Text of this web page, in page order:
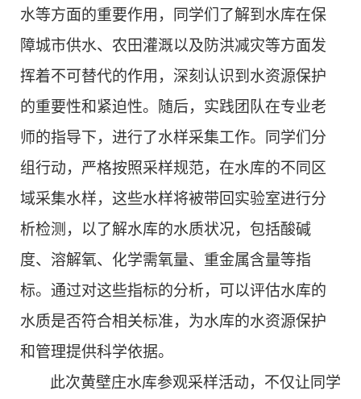
水等方面的重要作用，同学们了解到水库在保
障城市供水、农田灌溉以及防洪减灾等方面发
挥着不可替代的作用，深刻认识到水资源保护
的重要性和紧迫性。随后，实践团队在专业老
师的指导下，进行了水样采集工作。同学们分
组行动，严格按照采样规范，在水库的不同区
域采集水样，这些水样将被带回实验室进行分
析检测，以了解水库的水质状况，包括酸碱
度、溶解氧、化学需氧量、重金属含量等指
标。通过对这些指标的分析，可以评估水库的
水质是否符合相关标准，为水库的水资源保护
和管理提供科学依据。
此次黄壁庄水库参观采样活动，不仅让同学